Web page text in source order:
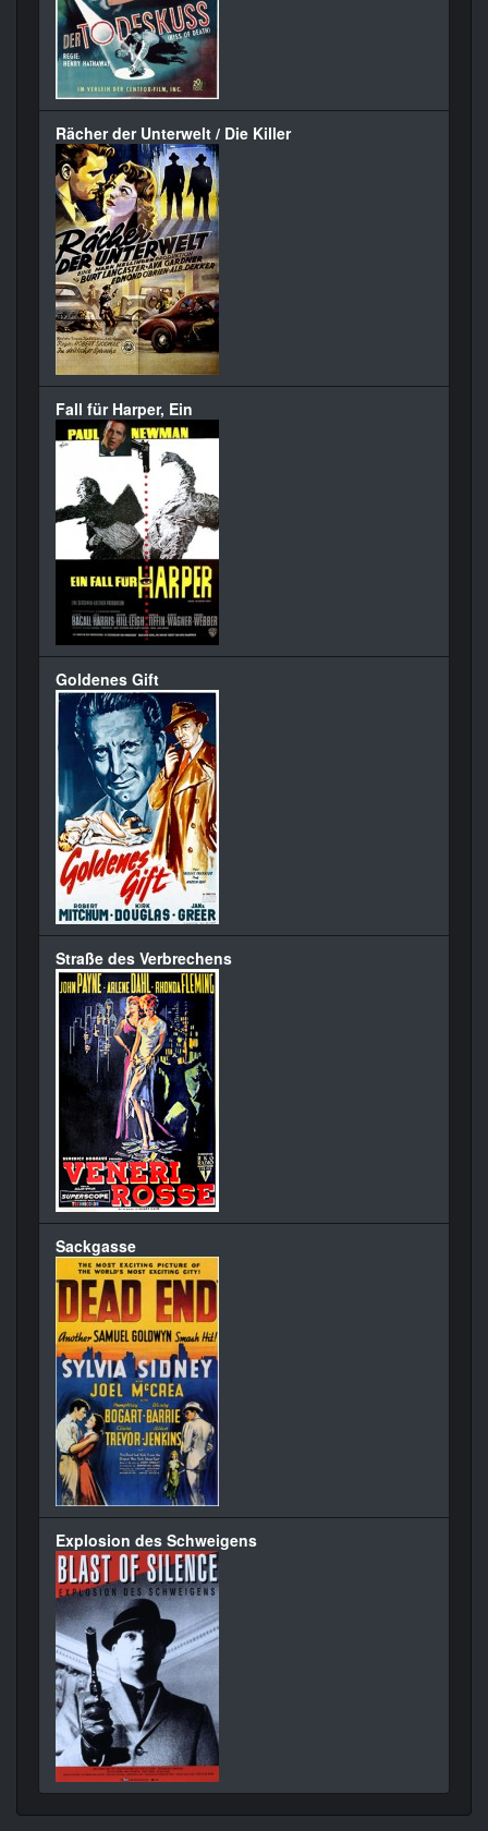
Rächer der Unterwelt / Die Killer
Fall für Harper, Ein
Goldenes Gift
Straße des Verbrechens
Sackgasse
Explosion des Schweigens